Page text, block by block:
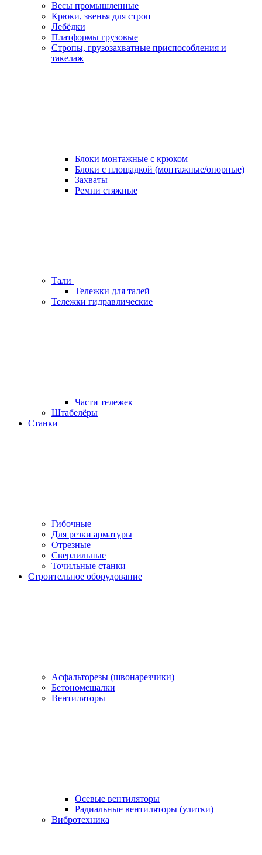
Весы промышленные
Крюки, звенья для строп
Лебёдки
Платформы грузовые
Стропы, грузозахватные приспособления и
такелаж
Блоки монтажные с крюком
Блоки с площадкой (монтажные/опорные)
Захваты
Ремни стяжные
Тали
Тележки для талей
Тележки гидравлические
Части тележек
Штабелёры
Станки
Гибочные
Для резки арматуры
Отрезные
Сверлильные
Точильные станки
Строительное оборудование
Асфальторезы (швонарезчики)
Бетономешалки
Вентиляторы
Осевые вентиляторы
Радиальные вентиляторы (улитки)
Вибротехника